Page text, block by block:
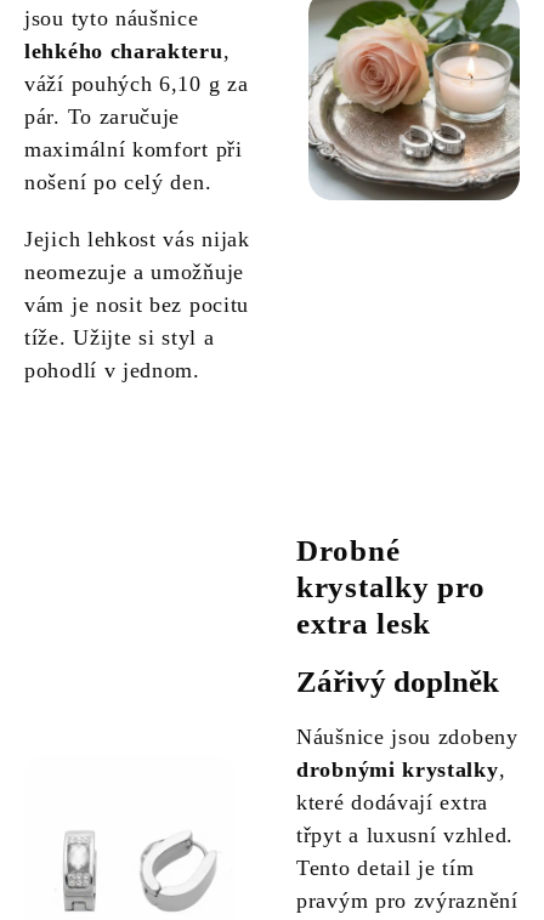
jsou tyto náušnice
lehkého charakteru,
váží pouhých 6,10 g za
pár. To zaručuje
maximální komfort při
nošení po celý den.
Jejich lehkost vás nijak
neomezuje a umožňuje
vám je nosit bez pocitu
tíže. Užijte si styl a
pohodlí v jednom.
Drobné
krystalky pro
extra lesk
Zářivý doplněk
Náušnice jsou zdobeny
drobnými krystalky,
které dodávají extra
třpyt a luxusní vzhled.
Tento detail je tím
pravým pro zvýraznění